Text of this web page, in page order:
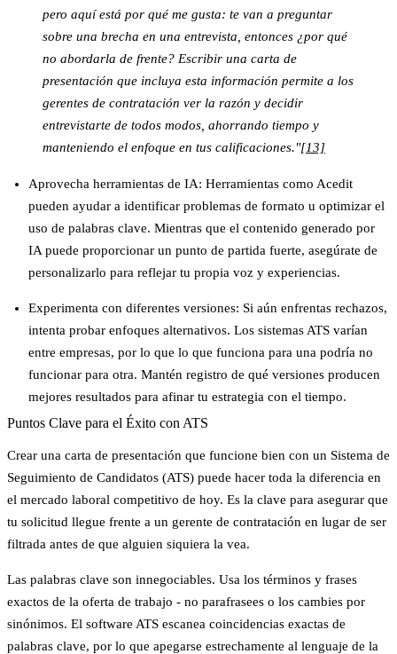
pero aquí está por qué me gusta: te van a preguntar
sobre una brecha en una entrevista, entonces ¿por qué
no abordarla de frente? Escribir una carta de
presentación que incluya esta información permite a los
gerentes de contratación ver la razón y decidir
entrevistarte de todos modos, ahorrando tiempo y
manteniendo el enfoque en tus calificaciones."[13]
Aprovecha herramientas de IA: Herramientas como Acedit
pueden ayudar a identificar problemas de formato u optimizar el
uso de palabras clave. Mientras que el contenido generado por
IA puede proporcionar un punto de partida fuerte, asegúrate de
personalizarlo para reflejar tu propia voz y experiencias.
Experimenta con diferentes versiones: Si aún enfrentas rechazos,
intenta probar enfoques alternativos. Los sistemas ATS varían
entre empresas, por lo que lo que funciona para una podría no
funcionar para otra. Mantén registro de qué versiones producen
mejores resultados para afinar tu estrategia con el tiempo.
Puntos Clave para el Éxito con ATS
Crear una carta de presentación que funcione bien con un Sistema de
Seguimiento de Candidatos (ATS) puede hacer toda la diferencia en
el mercado laboral competitivo de hoy. Es la clave para asegurar que
tu solicitud llegue frente a un gerente de contratación en lugar de ser
filtrada antes de que alguien siquiera la vea.
Las palabras clave son innegociables. Usa los términos y frases
exactos de la oferta de trabajo - no parafrasees o los cambies por
sinónimos. El software ATS escanea coincidencias exactas de
palabras clave, por lo que apegarse estrechamente al lenguaje de la